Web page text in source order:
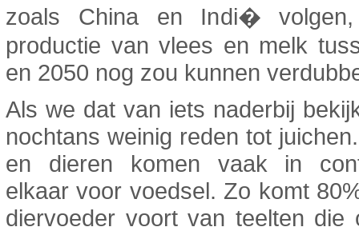
zoals China en Indi�
productie van vlees en melk
en 2050 nog zou kunnen
Als we dat van iets naderbij
nochtans weinig reden tot
en dieren komen vaak in
elkaar voor voedsel. Zo komt
diervoeder voort van teelten die